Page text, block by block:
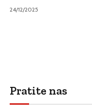
24/12/2025
Pratite nas